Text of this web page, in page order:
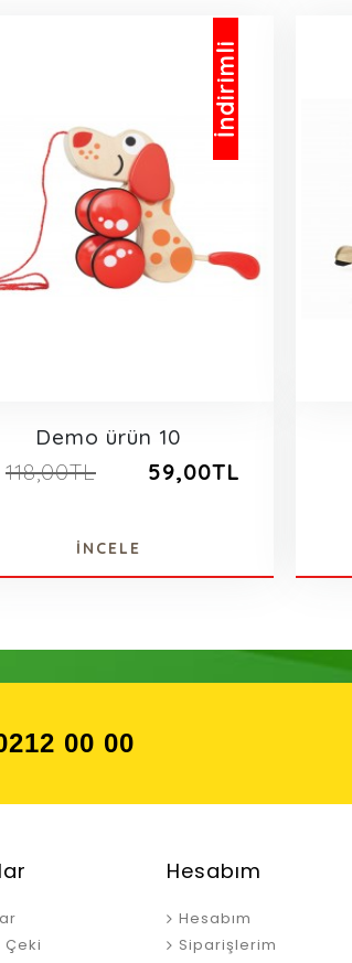
İndirimli
Demo ürün 10
118,00TL 59,00TL
İNCELE
00 00
Çeki
Hesabım
Hesabım
Siparişlerim